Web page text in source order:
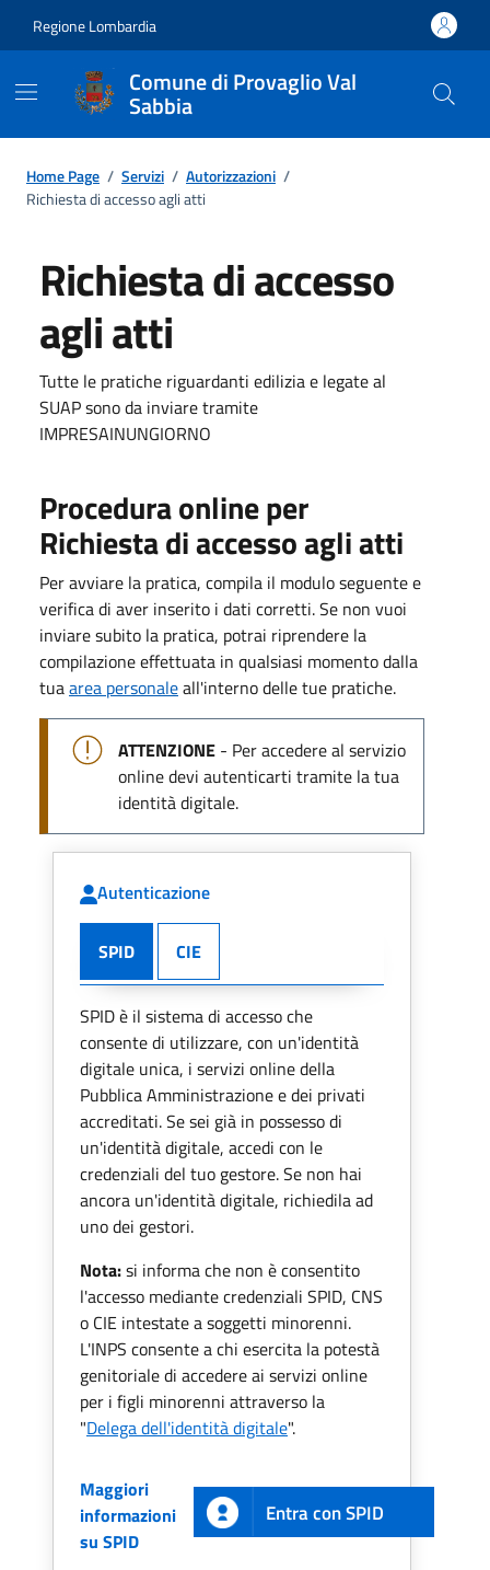
Regione Lombardia
Comune di Provaglio Val
Sabbia
Home Page / Servizi / Autorizzazioni /
Richiesta di accesso agli atti
Richiesta di accesso
agli atti
Tutte le pratiche riguardanti edilizia e legate al
SUAP sono da inviare tramite
IMPRESAINUNGIORNO
Procedura online per
Richiesta di accesso agli atti
Per avviare la pratica, compila il modulo seguente e
verifica di aver inserito i dati corretti. Se non vuoi
inviare subito la pratica, potrai riprendere la
compilazione effettuata in qualsiasi momento dalla
tuaarea personaleall'interno delle tue pratiche.
ATTENZIONE - Per accedere al servizio
online devi autenticarti tramite la tua
identità digitale.
Autenticazione
SPID CIE
SPID è il sistema di accesso che
consente di utilizzare, con un'identità
digitale unica, i servizi online della
Pubblica Amministrazione e dei privati
accreditati. Se sei già in possesso di
un'identità digitale, accedi con le
credenziali del tuo gestore. Se non hai
ancora un'identità digitale, richiedila ad
uno dei gestori.
Nota:si informa che non è consentito
l'accesso mediante credenziali SPID, CNS
o CIE intestate a soggetti minorenni.
L'INPS consente a chi esercita la potestà
genitoriale di accedere ai servizi online
per i figli minorenni attraverso la
"Delega dell'identità digitale".
Maggiori
informazioni
su SPID
Entra con SPID